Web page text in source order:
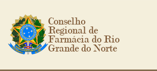
Ir para o conteúdo principal
Conselho
Regional de
Farmácia do Rio
Grande do Norte